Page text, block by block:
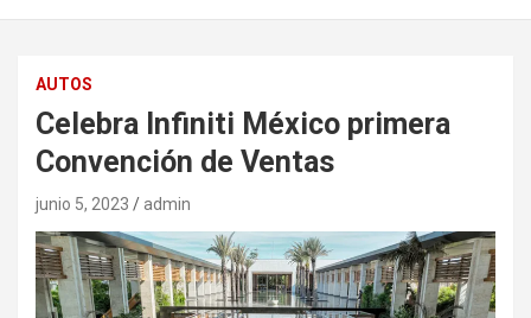
AUTOS
Celebra Infiniti México primera
Convención de Ventas
junio 5, 2023 admin